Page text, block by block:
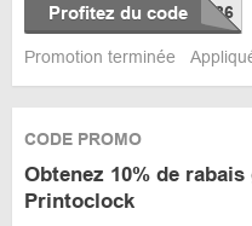
Profitez du code
Promotion terminée
CODE PROMO
Obtenez 10% de
Printoclock